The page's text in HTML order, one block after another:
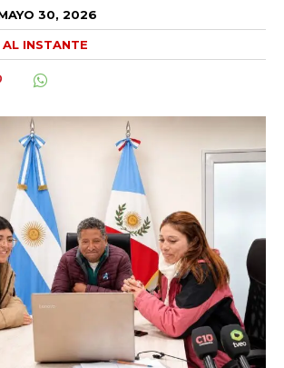
30, 2026
INSTANTE